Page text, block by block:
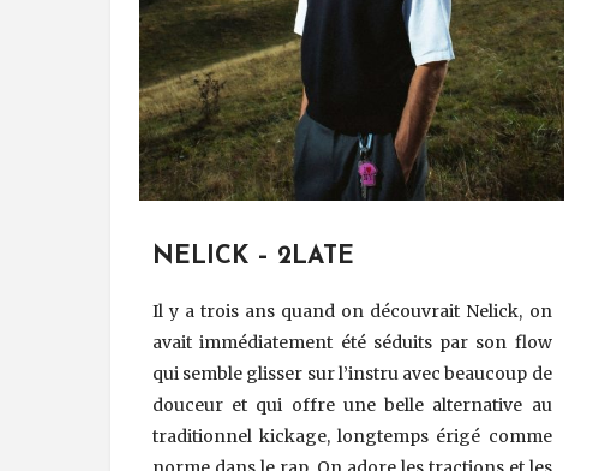
NELICK – 2LATE
Il y a trois ans quand on découvrait Nelick, on
avait immédiatement été séduits par son flow
qui semble glisser sur l’instru avec beaucoup de
douceur et qui offre une belle alternative au
traditionnel kickage, longtemps érigé comme